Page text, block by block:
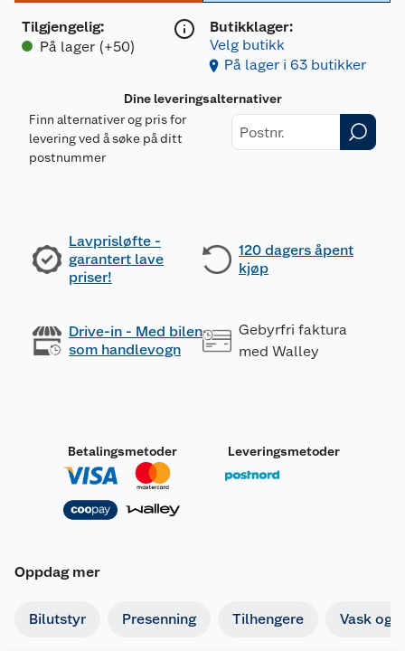
Tilgjengelig:
På lager (+50)
Butikklager:
Velg butikk
På lager i 63 butikker
Dine leveringsalternativer
Finn alternativer og pris for
levering ved å søke på ditt
postnummer
Lavprisløfte -
garantert lave
priser!
120 dagers åpent
kjøp
Drive-in - Med bilen
som handlevogn
Gebyrfri faktura
med Walley
Betalingsmetoder Leveringsmetoder
Oppdag mer
Bilutstyr Presenning Tilhengere Vask og